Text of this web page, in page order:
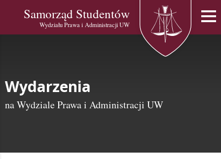
Samorząd Studentów
Wydziału Prawa i Administracji UW
Wydarzenia
na Wydziale Prawa i Administracji UW